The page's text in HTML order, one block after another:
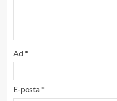
Ad*
E-posta*